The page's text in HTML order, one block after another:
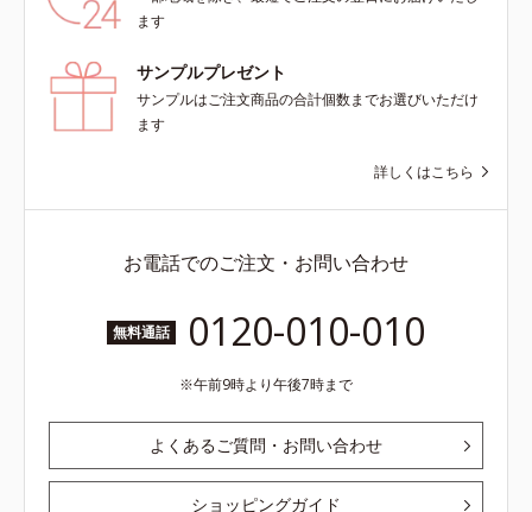
ます
サンプルプレゼント
サンプルはご注文商品の合計個数までお選びいただけ
ます
詳しくはこちら
お電話でのご注文・お問い合わせ
無料通話 0120-010-010
午前9時より午後7時まで
よくあるご質問・お問い合わせ
ショッピングガイド